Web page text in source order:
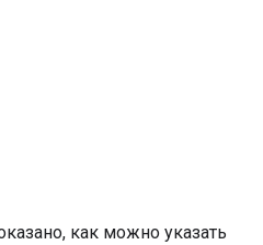
как можно указать